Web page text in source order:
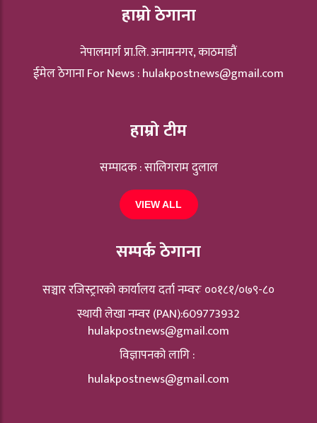
हाम्रो ठेगाना
नेपालमार्ग प्रा.लि. अनामनगर, काठमाडौं
ईमेल ठेगाना For News :hulakpostnews@gmail.com
हाम्रो टीम
सम्पादक : सालिगराम दुलाल
VIEW ALL
सम्पर्क ठेगाना
सञ्चार रजिस्ट्रारकाे कार्यालय दर्ता नम्वरः ००१८१/०७९-८०
स्थायी लेखा नम्वर (PAN):609773932
hulakpostnews@gmail.com
विज्ञापनको लागि :
hulakpostnews@gmail.com